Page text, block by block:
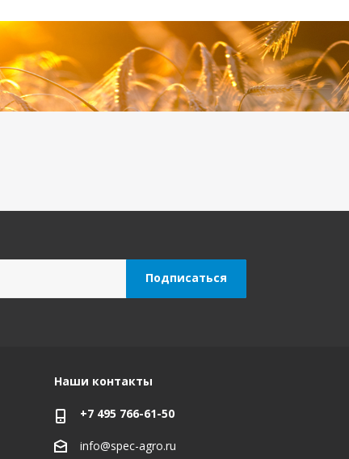
Наши контакты
+7 495 766-61-50
info@spec-agro.ru